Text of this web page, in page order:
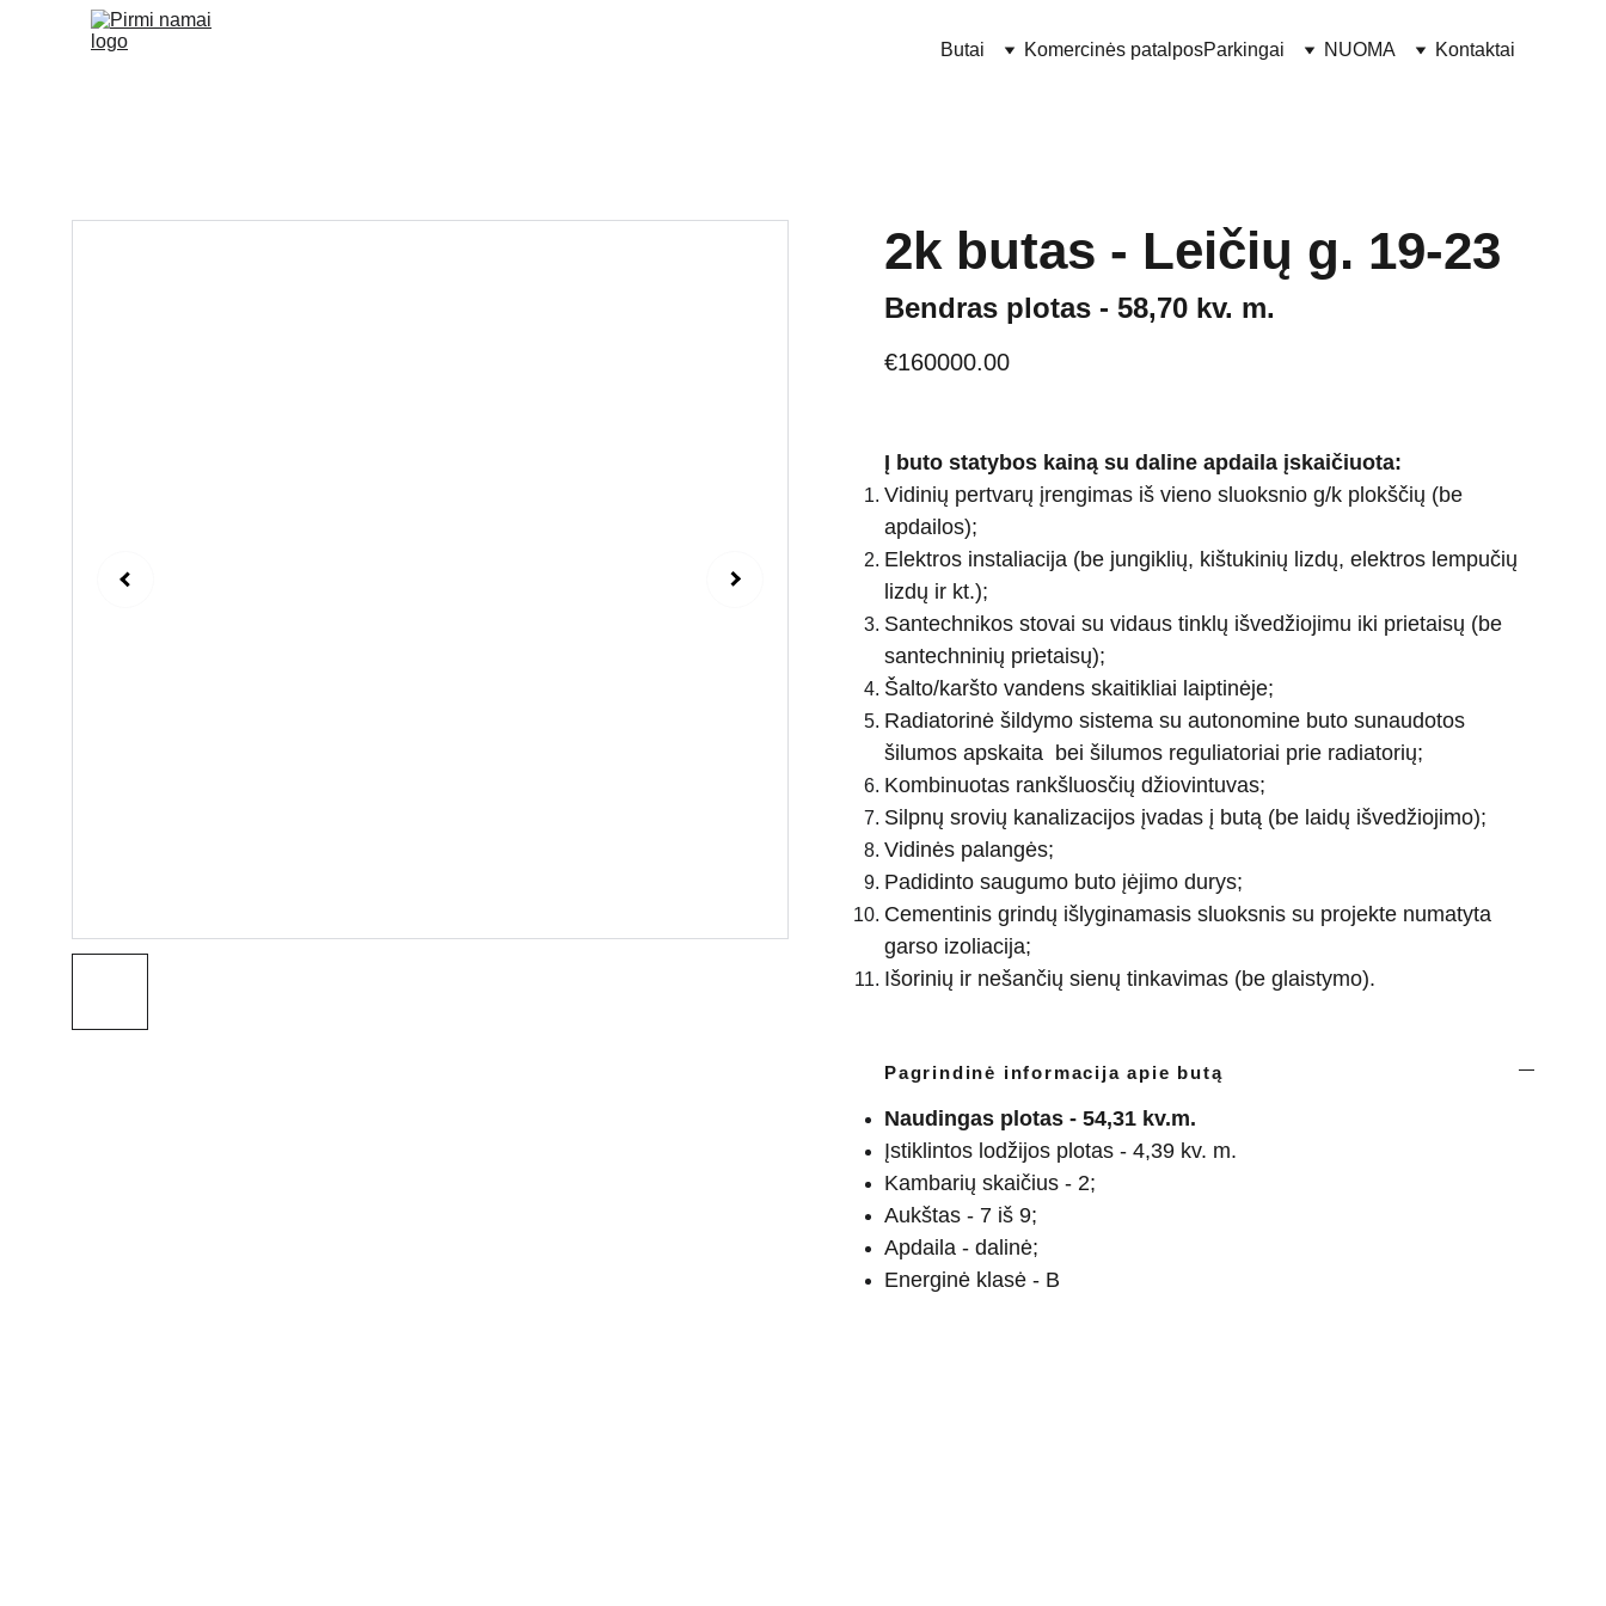
Butai Komercinės patalposParkingai NUOMA Kontaktai
2k butas - Leičių g. 19-23
Bendras plotas - 58,70 kv. m.
€160000.00
Į buto statybos kainą su daline apdaila įskaičiuota:
Vidinių pertvarų įrengimas iš vieno sluoksnio g/k plokščių (be
apdailos);
Elektros instaliacija (be jungiklių, kištukinių lizdų, elektros lempučių
lizdų ir kt.);
Santechnikos stovai su vidaus tinklų išvedžiojimu iki prietaisų (be
santechninių prietaisų);
Šalto/karšto vandens skaitikliai laiptinėje;
Radiatorinė šildymo sistema su autonomine buto sunaudotos
šilumos apskaita bei šilumos reguliatoriai prie radiatorių;
Kombinuotas rankšluosčių džiovintuvas;
Silpnų srovių kanalizacijos įvadas į butą (be laidų išvedžiojimo);
Vidinės palangės;
Padidinto saugumo buto įėjimo durys;
Cementinis grindų išlyginamasis sluoksnis su projekte numatyta
garso izoliacija;
Išorinių ir nešančių sienų tinkavimas (be glaistymo).
Pagrindinė informacija apie butą
Naudingas plotas - 54,31 kv.m.
Įstiklintos lodžijos plotas - 4,39 kv. m.
Kambarių skaičius - 2;
Aukštas - 7 iš 9;
Apdaila - dalinė;
Energinė klasė - B